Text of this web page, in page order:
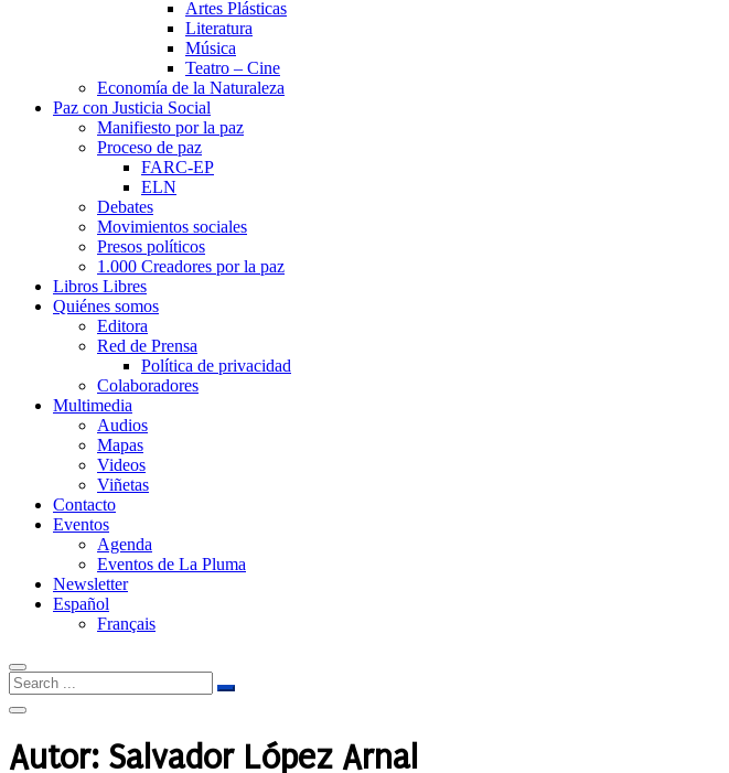
Artes Plásticas
Literatura
Música
Teatro – Cine
Economía de la Naturaleza
Paz con Justicia Social
Manifiesto por la paz
Proceso de paz
FARC-EP
ELN
Debates
Movimientos sociales
Presos políticos
1.000 Creadores por la paz
Libros Libres
Quiénes somos
Editora
Red de Prensa
Política de privacidad
Colaboradores
Multimedia
Audios
Mapas
Videos
Viñetas
Contacto
Eventos
Agenda
Eventos de La Pluma
Newsletter
Español
Français
Autor: Salvador López Arnal